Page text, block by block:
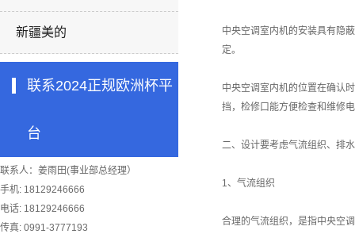
新疆美的
联系2024正规欧洲杯平
台
联系人：姜雨田(事业部总经理）
手机: 18129246666
电话: 18129246666
传真: 0991-3777193
中央空调室内机的安装具有隐
定。
中央空调室内机的位置在确认
挡，检修口能方便检查和维修
二、设计要考虑气流组织、排
1、气流组织
合理的气流组织，是指中央空